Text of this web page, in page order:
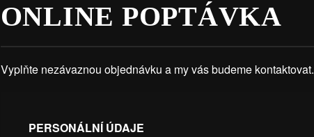
ONLINE POPTÁVKA
Vyplňte nezávaznou objednávku a my vás budeme kontaktovat.
PERSONÁLNÍ ÚDAJE